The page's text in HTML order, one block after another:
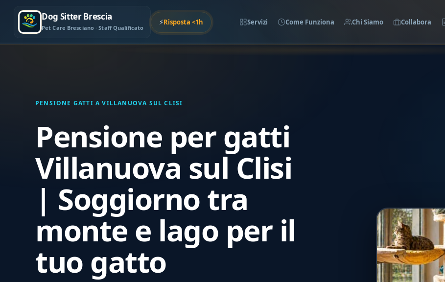
Dog Sitter Brescia
Pet Care Bresciano · Staff Qualificato
⚡Risposta <1h Servizi Come Funziona Chi Siamo Collabora
PENSIONE GATTI A VILLANUOVA SUL CLISI
Pensione per gatti
Villanuova sul Clisi
| Soggiorno tra
monte e lago per il
tuo gatto